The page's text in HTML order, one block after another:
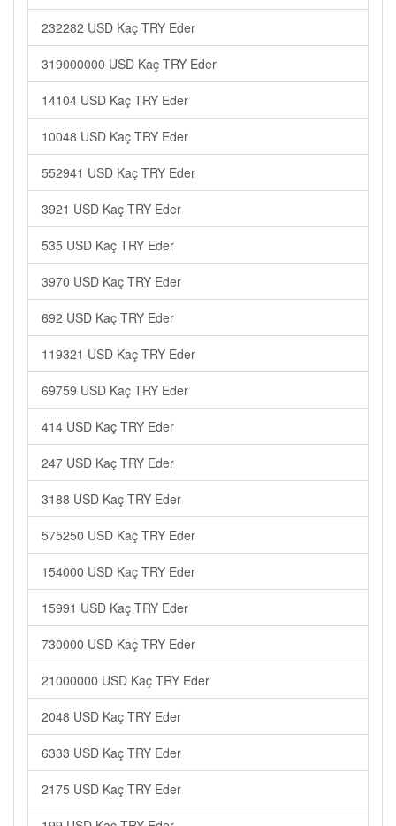
232282 USD Kaç TRY Eder
319000000 USD Kaç TRY Eder
14104 USD Kaç TRY Eder
10048 USD Kaç TRY Eder
552941 USD Kaç TRY Eder
3921 USD Kaç TRY Eder
535 USD Kaç TRY Eder
3970 USD Kaç TRY Eder
692 USD Kaç TRY Eder
119321 USD Kaç TRY Eder
69759 USD Kaç TRY Eder
414 USD Kaç TRY Eder
247 USD Kaç TRY Eder
3188 USD Kaç TRY Eder
575250 USD Kaç TRY Eder
154000 USD Kaç TRY Eder
15991 USD Kaç TRY Eder
730000 USD Kaç TRY Eder
21000000 USD Kaç TRY Eder
2048 USD Kaç TRY Eder
6333 USD Kaç TRY Eder
2175 USD Kaç TRY Eder